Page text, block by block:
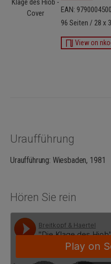
EAN:
96 Seiten / 28 x
View on
Uraufführung
Uraufführung: Wiesbaden, 1981
Hören Sie rein